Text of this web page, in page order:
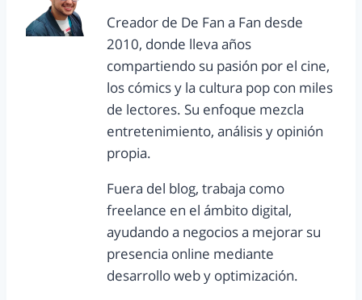
Creador de De Fan a Fan desde
2010, donde lleva años
compartiendo su pasión por el cine,
los cómics y la cultura pop con miles
de lectores. Su enfoque mezcla
entretenimiento, análisis y opinión
propia.
Fuera del blog, trabaja como
freelance en el ámbito digital,
ayudando a negocios a mejorar su
presencia online mediante
desarrollo web y optimización.